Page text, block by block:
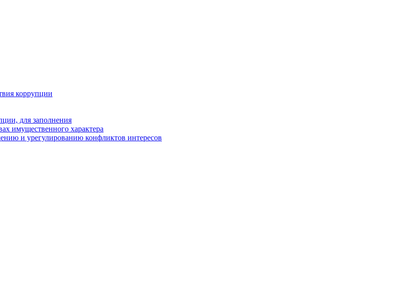
коррупции
для заполнения
имущественного характера
и урегулированию конфликтов интересов